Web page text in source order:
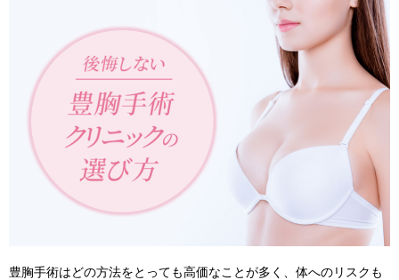
豊胸手術はどの方法をとっても高価なことが多く、体へのリスクも